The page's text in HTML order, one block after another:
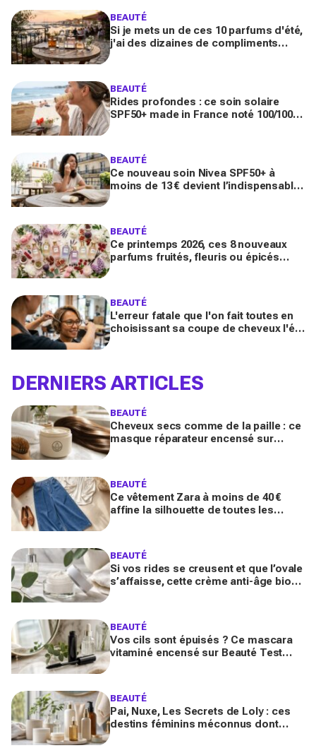
BEAUTÉ
Si je mets un de ces 10 parfums d'été,
j'ai des dizaines de compliments
BEAUTÉ
Rides profondes : ce soin solaire
SPF50+ made in France noté 100/100
BEAUTÉ
Ce nouveau soin Nivea SPF50+ à
moins de 13 € devient l’indispensable
BEAUTÉ
Ce printemps 2026, ces 8 nouveaux
parfums fruités, fleuris ou épicés
BEAUTÉ
L'erreur fatale que l'on fait toutes en
choisissant sa coupe de cheveux l'été
DERNIERS ARTICLES
BEAUTÉ
Cheveux secs comme de la paille : ce
masque réparateur encensé sur
BEAUTÉ
Ce vêtement Zara à moins de 40 €
affine la silhouette de toutes les
BEAUTÉ
Si vos rides se creusent et que l’ovale
s’affaisse, cette crème anti-âge bio
BEAUTÉ
Vos cils sont épuisés ? Ce mascara
vitaminé encensé sur Beauté Test
BEAUTÉ
Pai, Nuxe, Les Secrets de Loly : ces
destins féminins méconnus dont